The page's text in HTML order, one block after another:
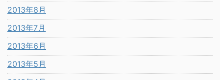
2013年8月
2013年7月
2013年6月
2013年5月